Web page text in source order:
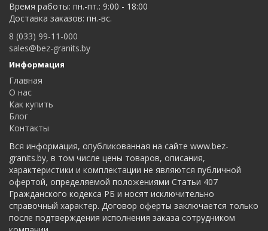
Время работы: пн.-пт.: 9:00 - 18:00
Доставка заказов: пн.-вс.
8 (033) 99-11-000
sales@bez-granits.by
Информация
Главная
О нас
Как купить
Блог
Контакты
Вся информация, опубликованная на сайте www.bez-
granits.by, в том числе цены товаров, описания,
характеристики и комплектации не являются публичной
офертой, определяемой положениями Статьи 407
Гражданского кодекса РБ и носят исключительно
справочный характер. Договор оферты заключается только
после подтверждения исполнения заказа сотрудником